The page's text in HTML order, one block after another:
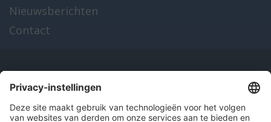
Nieuwsberichten
Contact
Onze producten
en diensten
Over Hitma